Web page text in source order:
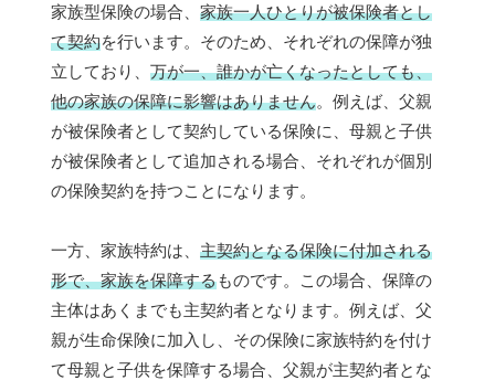
家族型保険の場合、 家族一人ひとりが被保険者とし
て契約を行います。そのため、それぞれの保障が独
立しており、 万が一、誰かが亡くなったとしても、
他の家族の保障に影響はありません。例えば、父親
が被保険者として契約している保険に、母親と子供
が被保険者として追加される場合、それぞれが個別
の保険契約を持つことになります。
一方、家族特約は、 主契約となる保険に付加される
形で、家族を保障するものです。この場合、保障の
主体はあくまでも主契約者となります。例えば、父
親が生命保険に加入し、その保険に家族特約を付け
て母親と子供を保障する場合、父親が主契約者とな